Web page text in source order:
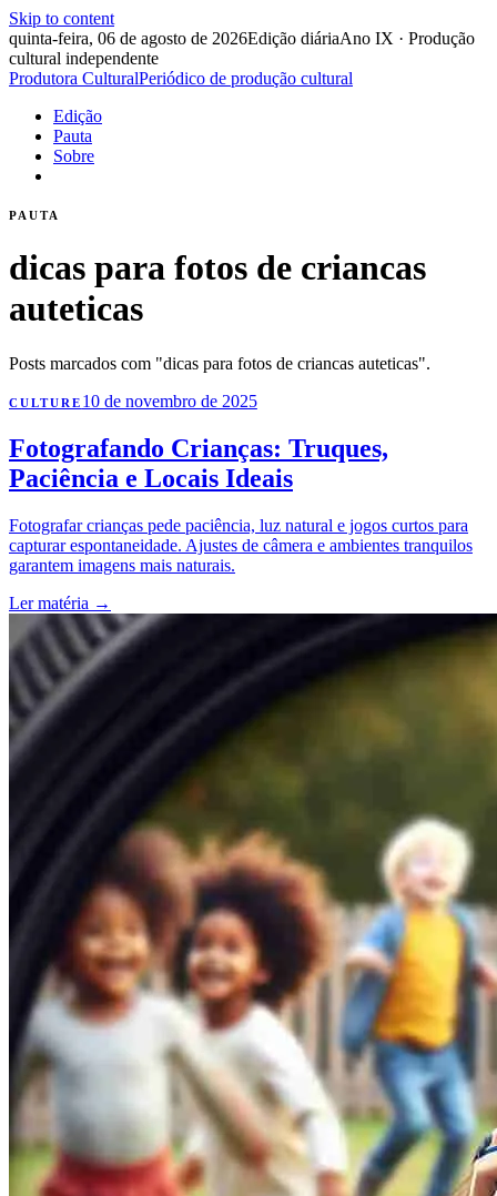
Skip to content
quinta-feira, 06 de agosto de 2026Edição diáriaAno IX · Produção
cultural independente
Produtora CulturalPeriódico de produção cultural
Edição
Pauta
Sobre
PAUTA
dicas para fotos de criancas
auteticas
Posts marcados com "dicas para fotos de criancas auteticas".
CULTURE 10 de novembro de 2025
Fotografando Crianças: Truques,
Paciência e Locais Ideais
Fotografar crianças pede paciência, luz natural e jogos curtos para
capturar espontaneidade. Ajustes de câmera e ambientes tranquilos
garantem imagens mais naturais.
Ler matéria →